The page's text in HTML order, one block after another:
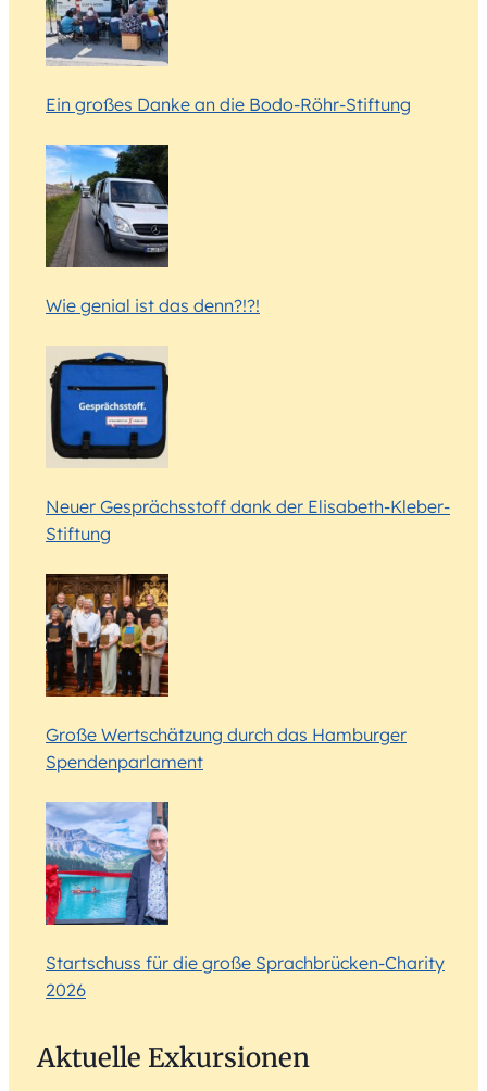
Ein großes Danke an die Bodo-Röhr-Stiftung
Wie genial ist das denn?!?!
Neuer Gesprächsstoff dank der Elisabeth-Kleber-
Stiftung
Große Wertschätzung durch das Hamburger
Spendenparlament
Startschuss für die große Sprachbrücken-Charity
2026
Aktuelle Exkursionen